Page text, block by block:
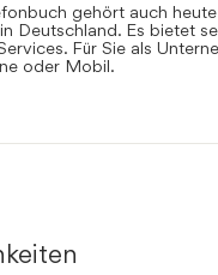
gehört auch
Deutschland. Es bietet
Für Sie als
oder Mobil.